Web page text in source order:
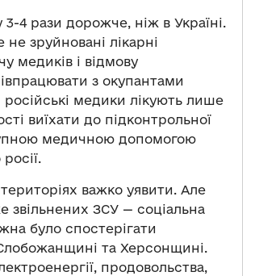
3-4 рази дорожче, ніж в Україні.
зруйновані лікарні
медиків і відмову
з окупантами
медики лікують лише
виїхати до підконтрольної
медичною допомогою
важко уявити. Але
ЗСУ — соціальна
було спостерігати
та Херсонщині.
продовольства,